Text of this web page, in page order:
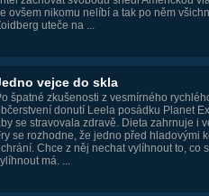
ovšem nikomu nelíbí a tak po něm
uteče na ...
vejce do skla
špatné zkušenosti z vesmírného
donutí Leela posádku Planet
se stravovala zdravě. Dieta zahrnuje i
se rozhodne, že jedno před hladovými
Chce z něj nechat vylíhnout to, co
má. ...